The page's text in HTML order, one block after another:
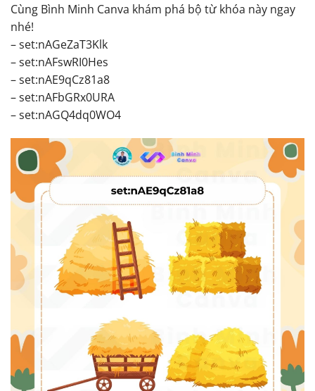
Cùng Bình Minh Canva khám phá bộ từ khóa này ngay
nhé!
– set:nAGeZaT3Klk
– set:nAFswRI0Hes
– set:nAE9qCz81a8
– set:nAFbGRx0URA
– set:nAGQ4dq0WO4